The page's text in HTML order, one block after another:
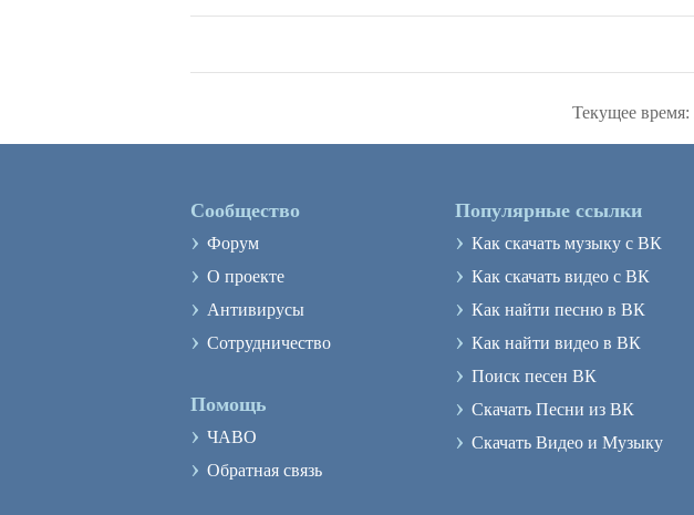
Текущее время:
Сообщество
› Форум
› О проекте
› Антивирусы
› Сотрудничество
Помощь
› ЧАВО
› Обратная связь
Популярные ссылки
› Как скачать музыку с ВК
› Как скачать видео с ВК
› Как найти песню в ВК
› Как найти видео в ВК
› Поиск песен ВК
› Скачать Песни из ВК
› Скачать Видео и Музыку